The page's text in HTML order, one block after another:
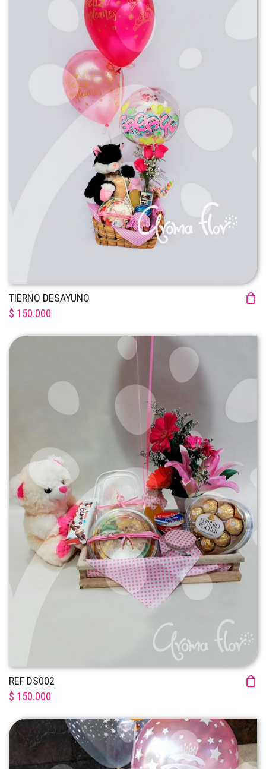
TIERNO DESAYUNO
$ 150.000
REF DS002
$ 150.000